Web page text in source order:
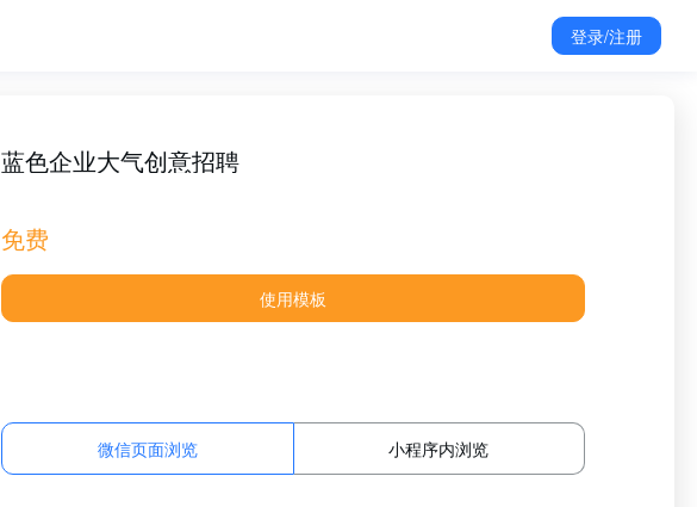
登录/注册
蓝色企业大气创意招聘
免费
使用模板
微信页面浏览 小程序内浏览